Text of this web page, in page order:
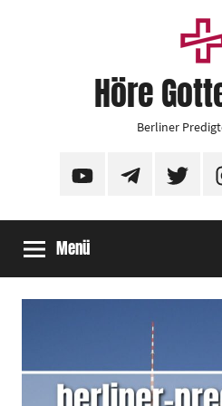
Höre
Berliner
YouTubeTelegramTwitter
Menü